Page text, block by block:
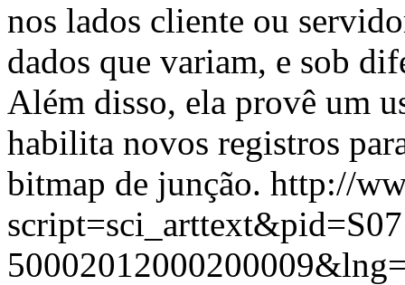
nos lados cliente ou
dados que variam, e sob
Além disso, ela provê um
habilita novos registros
bitmap de junção. http://